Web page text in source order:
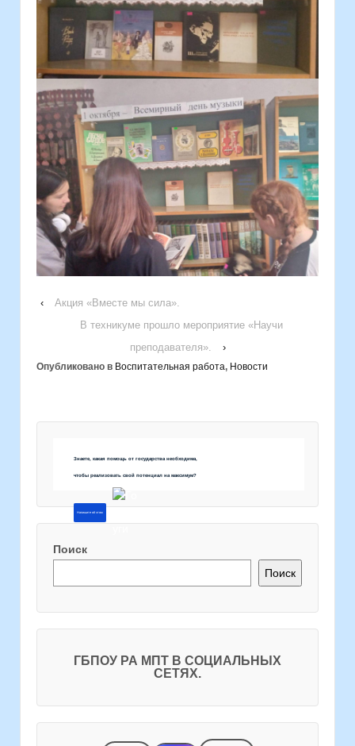
‹
Акция «Вместе мы сила».
В техникуме прошло мероприятие «Научи
преподавателя».
›
Опубликовано в Воспитательная работа, Новости
Знаете, какая помощь от государства необходима,
чтобы реализовать свой потенциал на максимум?
Напишите об этом
Поиск
Поиск
ГБПОУ РА МПТ В СОЦИАЛЬНЫХ
СЕТЯХ.